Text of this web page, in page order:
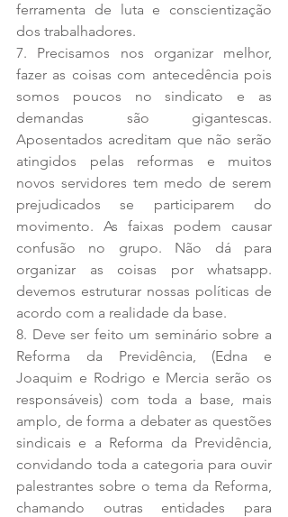
ferramenta de luta e conscientização
dos trabalhadores.
7. Precisamos nos organizar melhor,
fazer as coisas com antecedência pois
somos poucos no sindicato e as
demandas são gigantescas.
Aposentados acreditam que não serão
atingidos pelas reformas e muitos
novos servidores tem medo de serem
prejudicados se participarem do
movimento. As faixas podem causar
confusão no grupo. Não dá para
organizar as coisas por whatsapp.
devemos estruturar nossas políticas de
acordo com a realidade da base.
8. Deve ser feito um seminário sobre a
Reforma da Previdência, (Edna e
Joaquim e Rodrigo e Mercia serão os
responsáveis) com toda a base, mais
amplo, de forma a debater as questões
sindicais e a Reforma da Previdência,
convidando toda a categoria para ouvir
palestrantes sobre o tema da Reforma,
chamando outras entidades para